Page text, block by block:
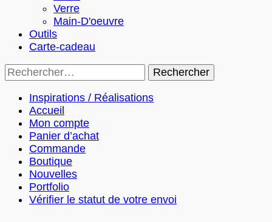
Verre
Main-D'oeuvre
Outils
Carte-cadeau
Rechercher :
Inspirations / Réalisations
Accueil
Mon compte
Panier d’achat
Commande
Boutique
Nouvelles
Portfolio
Vérifier le statut de votre envoi